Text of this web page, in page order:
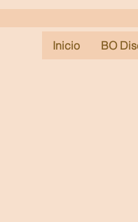
Inicio BO